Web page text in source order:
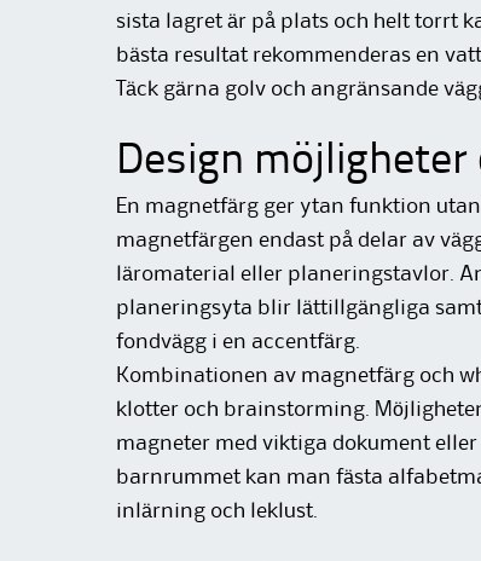
sista lagret är på plats och helt torrt
bästa resultat rekommenderas en
Täck gärna golv och angränsande
Design
En magnetfärg ger ytan funktion
magnetfärgen endast på delar av
läromaterial eller planeringstavlor.
planeringsyta blir lättillgängliga
fondvägg i en accentfärg.
Kombinationen av magnetfärg och
klotter och brainstorming.
magneter med viktiga dokument
barnrummet kan man fästa
inlärning och leklust.